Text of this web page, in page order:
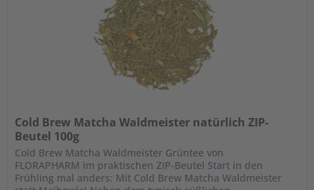
Cold Brew Matcha Waldmeister natürlich ZIP-
Beutel 100g
Cold Brew Matcha Waldmeister Grüntee von
FLORAPHARM im praktischen ZIP-Beutel Start in den
Frühling mal anders: Mit Cold Brew Matcha Waldmeister